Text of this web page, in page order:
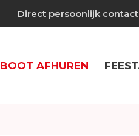
Direct persoonlijk
BOOT AFHUREN